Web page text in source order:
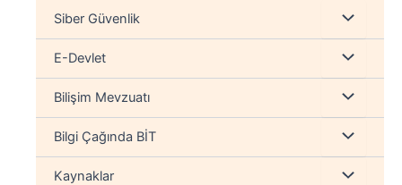
Siber Güvenlik Menu
düğmesi
E-Devlet Menu
düğmesi
Bilişim Mevzuatı Menu
düğmesi
Bilgi Çağında BİT Menu
düğmesi
Kaynaklar Menu